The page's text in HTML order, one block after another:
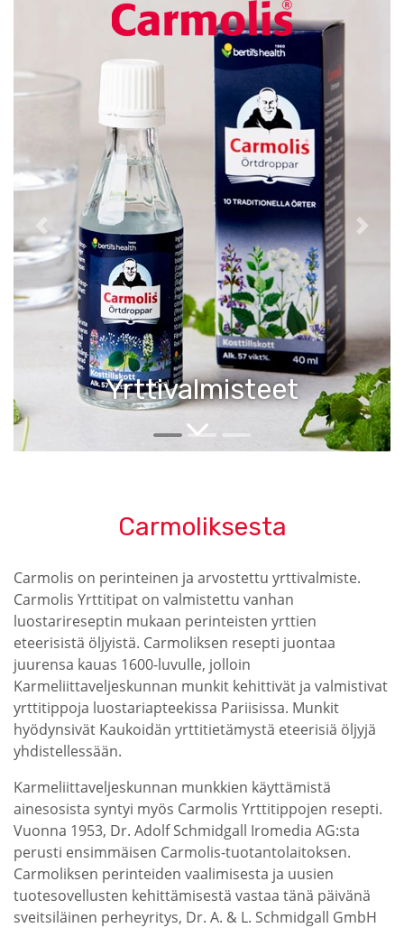
Yrttivalmisteet
Previous Next
Carmoliksesta
Carmolis on perinteinen ja arvostettu yrttivalmiste.
Carmolis Yrttitipat on valmistettu vanhan
luostarireseptin mukaan perinteisten yrttien
eteerisistä öljyistä. Carmoliksen resepti juontaa
juurensa kauas 1600-luvulle, jolloin
Karmeliittaveljeskunnan munkit kehittivät ja valmistivat
yrttitippoja luostariapteekissa Pariisissa. Munkit
hyödynsivät Kaukoidän yrttitietämystä eteerisiä öljyjä
yhdistellessään.
Karmeliittaveljeskunnan munkkien käyttämistä
ainesosista syntyi myös Carmolis Yrttitippojen resepti.
Vuonna 1953, Dr. Adolf Schmidgall Iromedia AG:sta
perusti ensimmäisen Carmolis-tuotantolaitoksen.
Carmoliksen perinteiden vaalimisesta ja uusien
tuotesovellusten kehittämisestä vastaa tänä päivänä
sveitsiläinen perheyritys, Dr. A. & L. Schmidgall GmbH